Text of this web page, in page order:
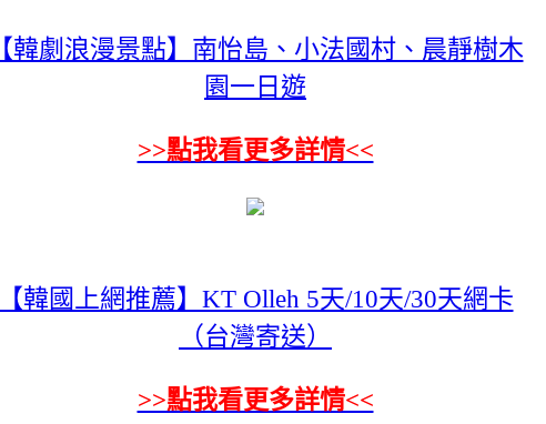
【韓劇浪漫景點】南怡島、小法國村、晨靜樹木
園一日遊
>>點我看更多詳情<<
【韓國上網推薦】KT Olleh 5天/10天/30天網卡
（台灣寄送）
>>點我看更多詳情<<